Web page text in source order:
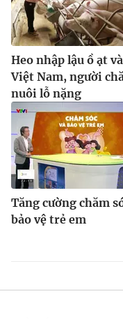
Heo nhập lậu ồ ạt
Việt Nam, người
nuôi lỗ nặng
Tăng cường chăm
bảo vệ trẻ em